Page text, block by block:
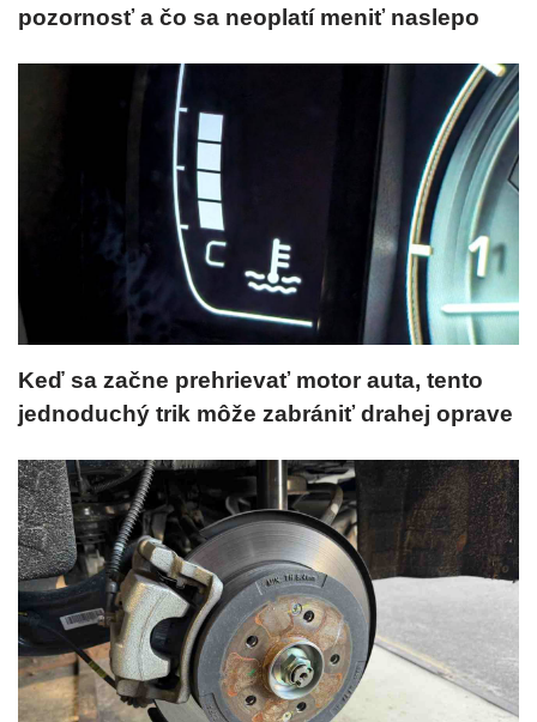
pozornosť a čo sa neoplatí meniť naslepo
Keď sa začne prehrievať motor auta, tento
jednoduchý trik môže zabrániť drahej oprave